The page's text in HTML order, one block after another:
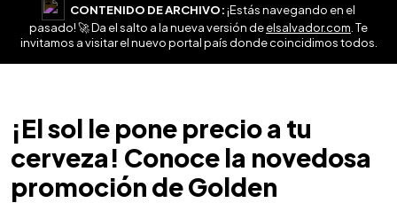
CONTENIDO DE ARCHIVO:¡Estás navegando en el
pasado! 🚀 Da el salto a la nueva versión deelsalvador.com . Te
invitamos a visitar el nuevo portal país donde coincidimos todos.
¡El sol le pone precio a tu
cerveza! Conoce la novedosa
promoción de Golden